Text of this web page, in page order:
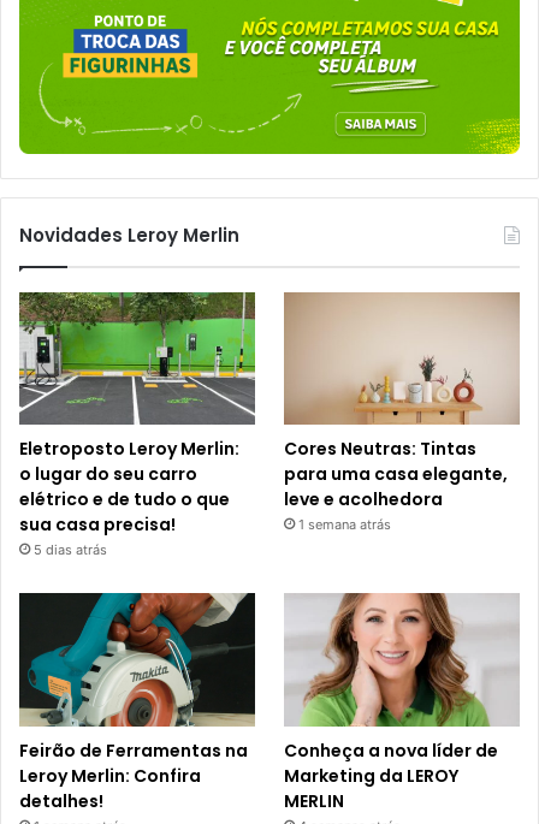
Novidades Leroy Merlin
Eletroposto Leroy Merlin:
o lugar do seu carro
elétrico e de tudo o que
sua casa precisa!
5 dias atrás
Cores Neutras: Tintas
para uma casa elegante,
leve e acolhedora
1 semana atrás
Feirão de Ferramentas na
Leroy Merlin: Confira
detalhes!
Conheça a nova líder de
Marketing da LEROY
MERLIN